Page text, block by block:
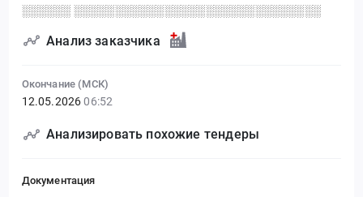
░░░░░░ ░░░░░░░░░░░░░░░░░░░░░░░░░░░░░░
Анализ заказчика
Окончание (МСК)
12.05.2026 06:52
Анализировать похожие тендеры
Документация